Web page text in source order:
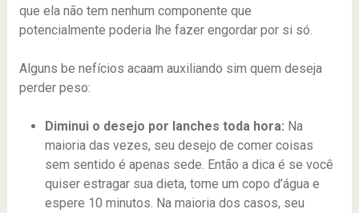
que ela não tem nenhum componente que
potencialmente poderia lhe fazer engordar por si só.
Alguns be nefícios acaam auxiliando sim quem deseja
perder peso:
Diminui o desejo por lanches toda hora: Na
maioria das vezes, seu desejo de comer coisas
sem sentido é apenas sede. Então a dica é se você
quiser estragar sua dieta, tome um copo d’água e
espere 10 minutos. Na maioria dos casos, seu